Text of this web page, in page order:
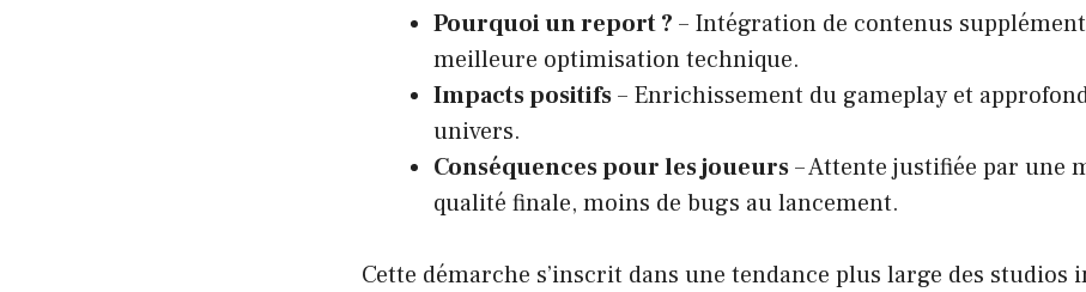
Pourquoi un report ? – Intégration de contenus
meilleure optimisation technique.
Impacts positifs– Enrichissement du gameplay et
univers.
Conséquences pour les joueurs– Attente justifiée par une
qualité finale, moins de bugs au lancement.
Cette démarche s’inscrit dans une tendance plus large des studios